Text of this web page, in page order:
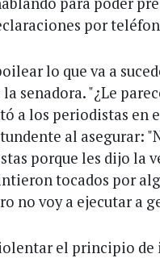
por
lo que va a
senadora. "¿Le
a los periodistas en
al asegurar:
porque les dijo la
tocados por
no voy a ejecutar a
el principio de